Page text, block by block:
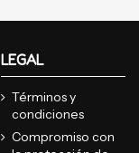
LEGAL
Términos y
condiciones
Compromiso con